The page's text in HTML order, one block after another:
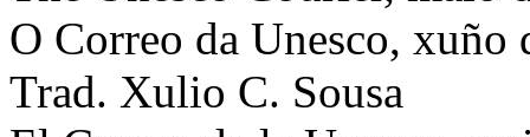
O Correo da Unesco, xuño
Trad. Xulio C. Sousa